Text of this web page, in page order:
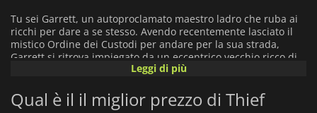
Tu sei Garrett, un autoproclamato maestro ladro che ruba ai
ricchi per dare a se stesso. Avendo recentemente lasciato il
mistico Ordine dei Custodi per andare per la sua strada,
Garrett si ritrova impiegato da un eccentrico vecchio ricco di
nome Constantine per fare il colpo finale - solo che questo
Distrai, eludi e nasconditi da nemici pericolosi e implacabili.
Leggi di più
Qual è il il miglior prezzo di Thief